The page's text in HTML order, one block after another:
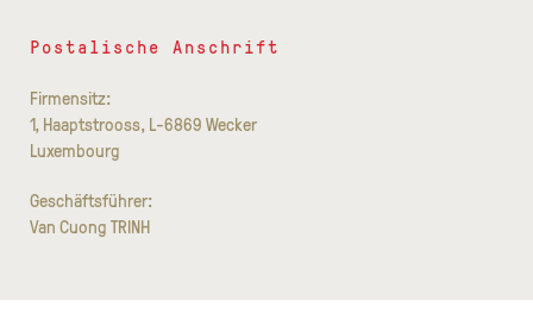
Postalische Anschrift
Firmensitz:
1, Haaptstrooss, L-6869 Wecker
Luxembourg
Geschäftsführer:
Van Cuong TRINH